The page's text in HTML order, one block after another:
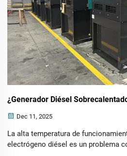
¿Generador Diésel
Dec 11, 2025
La alta temperatura de
electrógeno diésel es un problema